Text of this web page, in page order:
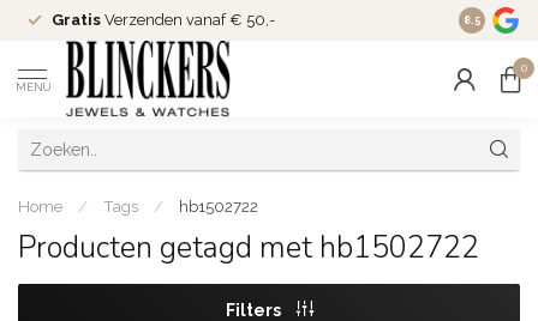
Gratis Verzenden vanaf € 50,- Since
8.5
MENU
0
Home / Tags / hb1502722
Producten getagd met hb1502722
Filters